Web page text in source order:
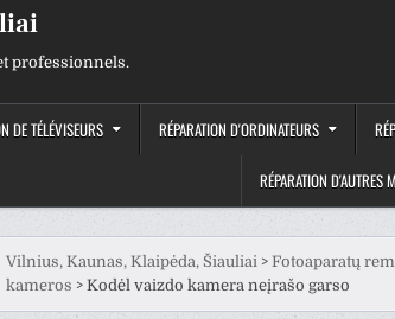
professionnels.
DE TÉLÉVISEURS RÉPARATION D'ORDINATEURS
RÉPARATION D'AUTRES
Vilnius, Kaunas, Klaipėda, Šiauliai > Fotoaparatų
kameros > Kodėl vaizdo kamera neįrašo garso